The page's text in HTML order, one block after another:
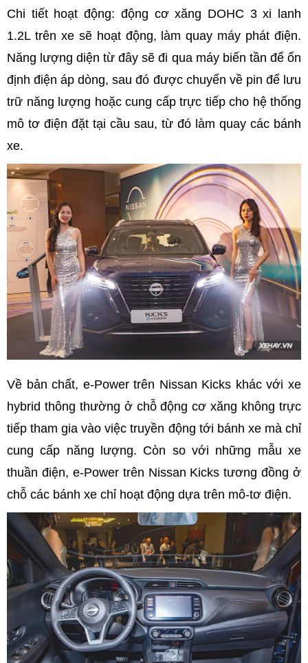
Chi tiết hoạt động: động cơ xăng DOHC 3 xi lanh
1.2L trên xe sẽ hoạt động, làm quay máy phát điện.
Năng lượng diện từ đây sẽ đi qua máy biến tần để ổn
định điện áp dòng, sau đó được chuyển về pin để lưu
trữ năng lượng hoặc cung cấp trực tiếp cho hệ thống
mô tơ điện đặt tại cầu sau, từ đó làm quay các bánh
xe.
Về bản chất, e-Power trên Nissan Kicks khác với xe
hybrid thông thường ở chỗ động cơ xăng không trực
tiếp tham gia vào việc truyền động tới bánh xe mà chỉ
cung cấp năng lượng. Còn so với những mẫu xe
thuần điện, e-Power trên Nissan Kicks tương đồng ở
chỗ các bánh xe chỉ hoạt động dựa trên mô-tơ điện.